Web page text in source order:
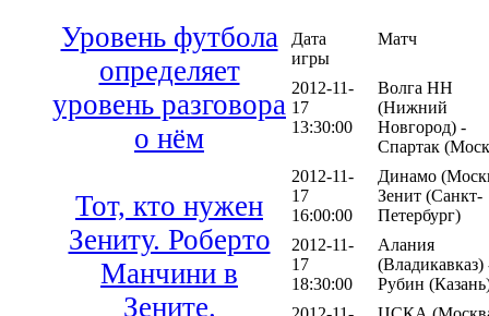
Уровень футбола
определяет
уровень разговора
о нём
Тот, кто нужен
Зениту. Роберто
Манчини в
Зените.
Дата
игры
Матч
2012-11-
17
13:30:00
Волга НН
(Нижний
Новгород) -
Спартак
2012-11-
17
16:00:00
Динамо
Зенит (Санкт-
Петербург)
2012-11-
17
18:30:00
Алания
(Владикавказ)
Рубин